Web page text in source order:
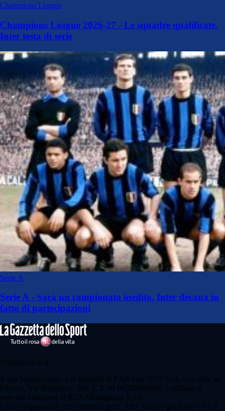
Champions League
Champions League 2026-27 - Le squadre qualificate.
Inter testa di serie
Serie A
Serie A - Sarà un campionato inedito. Inter decana in
fatto di partecipazioni
Numericalcio.it
Il sito Numericalcio.it di titolarità di FAB four 2013 S.r.l., con sede in
Firenze, Via Bolognese 263, C.F./PI 06342490486, è affiliato al
network Gazzanet di RCS Mediagroup S.p.a..
Unico responsabile dei contenuti (testi, foto, video e grafiche) è FAB